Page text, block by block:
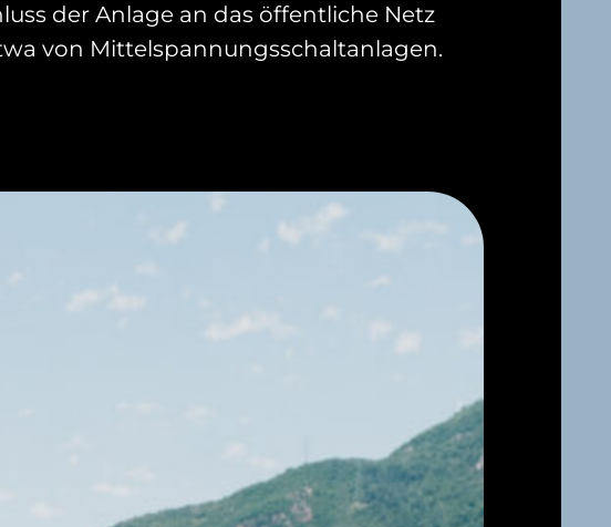
der Anlage an das öffentliche Netz
von Mittelspannungsschaltanlagen.